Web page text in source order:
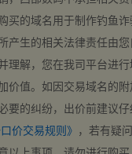
买的域名用于制作钓鱼
产生的相关法律责任由您
理解，您在我司平台进
价值。如因交易域名的
要的纠纷，出价前建议
口价交易规则》 ，若有疑